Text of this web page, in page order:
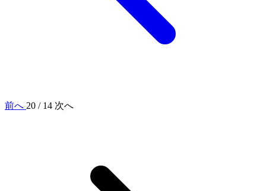
前へ 20 / 14 次へ